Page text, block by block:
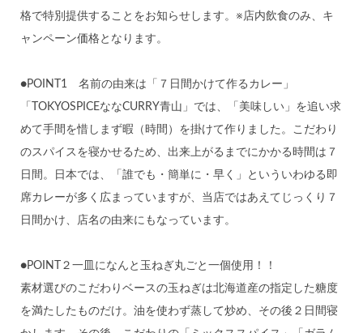
格で特別提供することをお知らせします。※店内飲食のみ、キ
ャンペーン価格となります。
●POINT1 名前の由来は「７日間かけて作るカレー」
「TOKYOSPICEななCURRY青山」では、「美味しい」を追い求
めて手間を惜しまず暇（時間）を掛けて作りました。こだわり
のスパイスを寝かせるため、出来上がるまでにかかる時間は７
日間。日本では、「誰でも・簡単に・早く」といういわゆる即
席カレーが多く広まっていますが、当店ではあえてじっくり７
日間かけ、店名の由来にもなっています。
●POINT２一皿になんと玉ねぎ丸ごと一個使用！！
素材選びのこだわりベースの玉ねぎは北海道産の指定した糖度
を満たしたものだけ。油を使わず蒸して炒め、その後２日間寝